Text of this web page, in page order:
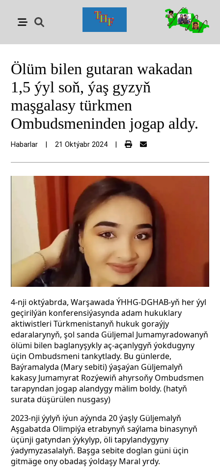
Ölüm bilen gutaran wakadan
1,5 ýyl soň, ýaş gyzyň
maşgalasy türkmen
Ombudsmeninden jogap aldy.
Habarlar 21 Oktýabr 2024
4-nji oktýabrda, Warşawada ÝHHG-DGHAB-yň her ýyl
geçirilýän konferensiýasynda adam hukuklary
aktiwistleri Türkmenistanyň hukuk goraýjy
edaralarynyň, şol sanda Güljemal Jumamyradowanyň
ölümi bilen baglanyşykly aç-açanlygyň ýokdugyny
üçin Ombudsmeni tankytlady. Bu günlerde,
Baýramalyda (Mary sebiti) ýaşaýan Güljemalyň
kakasy Jumamyrat Rozýewiň ahyrsoňy Ombudsmen
tarapyndan jogap alandygy mälim boldy. (hatyň
surata düşürülen nusgasy)
2023-nji ýylyň iýun aýynda 20 ýaşly Güljemalyň
Aşgabatda Olimpiýa etrabynyň saýlama binasynyň
üçünji gatyndan ýykylyp, öli tapylandygyny
ýadymyzasalalyň. Başga sebite doglan güni üçin
gitmäge ony obadaş ýoldaşy Maral yrdy.